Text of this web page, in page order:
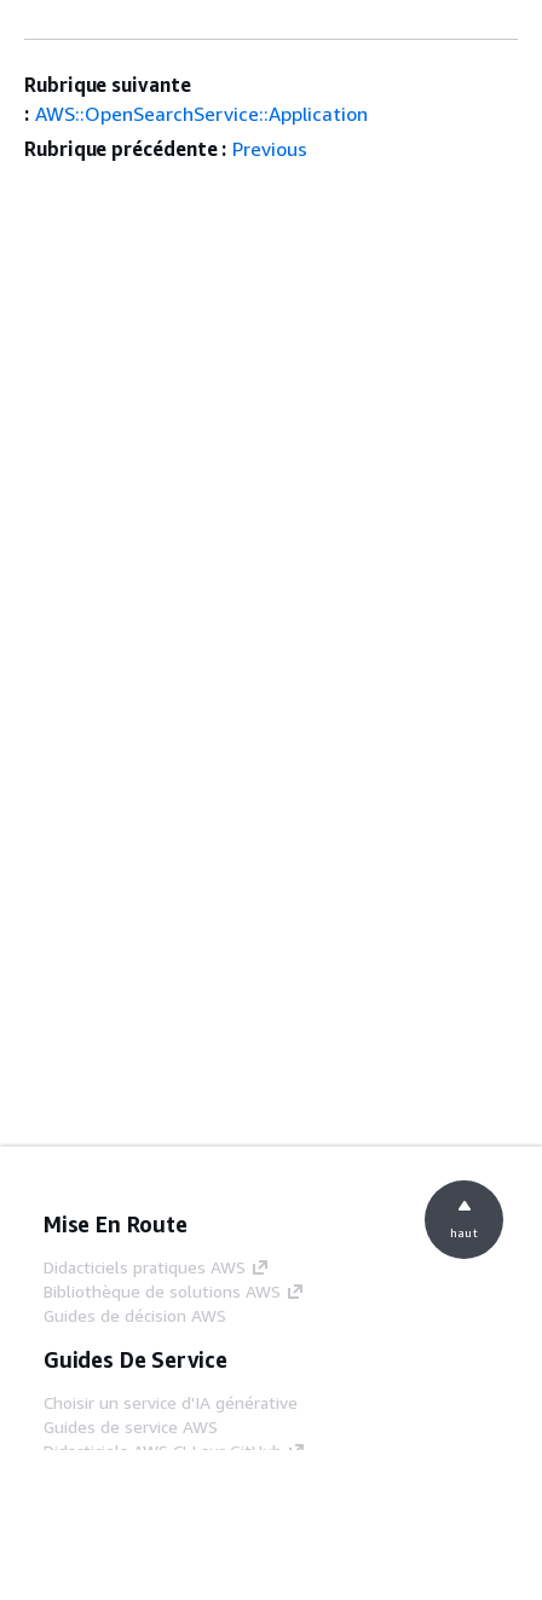
Rubrique suivante
: AWS::OpenSearchService::Application
Rubrique précédente : Previous
Mise En Route
Didacticiels pratiques AWS
Bibliothèque de solutions AWS
Guides de décision AWS
Guides De Service
Choisir un service d'IA générative
Guides de service AWS
Didacticiels AWS CLI sur GitHub
haut